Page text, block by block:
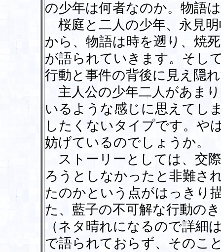
の少年は何者なのか。物語
桜庭と二人の少年、永見
から、物語は時を遡り、焼
が語られていきます。そし
行動と事件の背後に見え隠
主人公の少年二人があま
いるような感じに思えてし
したくないタイプです。や
妨げているのでしょうか。
ストーリーとしては、交
ろうとしなかったと非難さ
たのかという点がはっきり
た、藍子の不可解な行動の
（ネタ晴れになるので詳細
で語られておらず、そのこ